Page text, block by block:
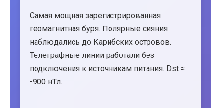
Самая мощная зарегистрированная
геомагнитная буря. Полярные сияния
наблюдались до Карибских островов.
Телеграфные линии работали без
подключения к источникам питания. Dst ≈
-900 нТл.